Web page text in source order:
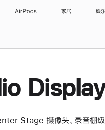
AirPods 家居 娱
Display
Stage 摄像头、录音棚级